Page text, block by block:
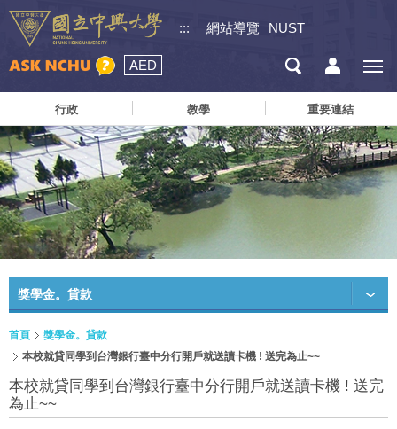
::: 網站導覽 NUST
AED
行政 教學 重要連結
獎學金。貸款
首頁
獎學金。貸款
本校就貸同學到台灣銀行臺中分行開戶就送讀卡機 ! 送完為止~~
本校就貸同學到台灣銀行臺中分行開戶就送讀卡機 ! 送完
為止~~